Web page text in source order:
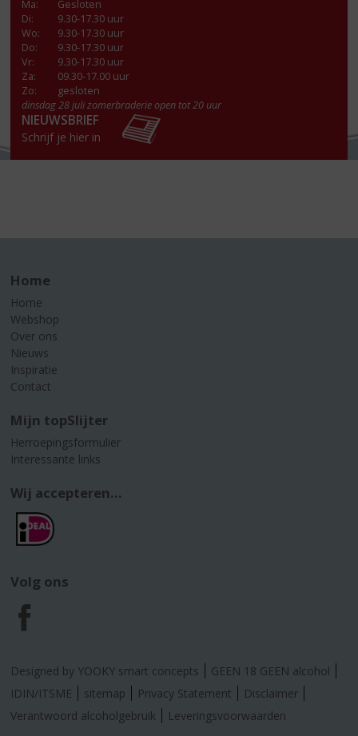
Ma:
Gesloten
Di:
9.30-17.30 uur
Wo:
9.30-17.30 uur
Do:
9.30-17.30 uur
Vr:
9.30-17.30 uur
Za:
09.30-17.00 uur
Zo:
gesloten
dinsdag 28 juli zomerbraderie open tot 20 uur
NIEUWSBRIEF
Schrijf je hier in
Home
Home
Webshop
Over ons
Nieuws
Inspiratie
Contact
Mijn topSlijter
Herroepingsformulier
Interessante links
Wij accepteren...
Volg ons
F
a
c
Designed by YOOKY smart concepts
GEEN 18 GEEN alcohol
IDIN/ITSME
sitemap Privacy Statement
Disclaimer
Verantwoord alcoholgebruik
Leveringsvoorwaarden